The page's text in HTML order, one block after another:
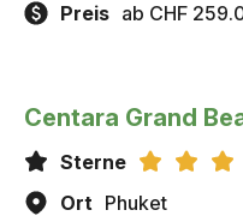
Preis ab CHF
Centara Grand
Sterne
Ort Phuket